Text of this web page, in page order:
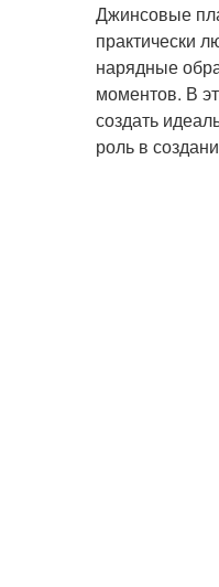
Джинсовые
практически
нарядные
моментов. В
создать
роль в